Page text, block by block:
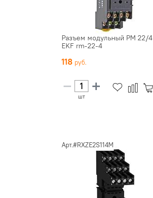
Разъем модульный РМ 22/4
EKF rm-22-4
118
шт
Арт.#RXZE2S114M